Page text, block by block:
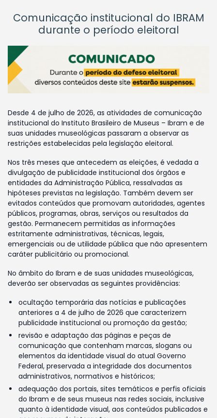
Comunicação institucional do IBRAM
durante o período eleitoral
Desde 4 de julho de 2026, as atividades de comunicação
institucional do Instituto Brasileiro de Museus – Ibram e de
suas unidades museológicas passaram a observar as
restrições estabelecidas pela legislação eleitoral.
Nos três meses que antecedem as eleições, é vedada a
divulgação de publicidade institucional dos órgãos e
entidades da Administração Pública, ressalvadas as
hipóteses previstas na legislação. Também devem ser
evitados conteúdos que promovam autoridades, agentes
públicos, programas, obras, serviços ou resultados da
gestão. Permanecem permitidas as informações
estritamente administrativas, técnicas, legais,
emergenciais ou de utilidade pública que não apresentem
caráter publicitário ou promocional.
No âmbito do Ibram e de suas unidades museológicas,
deverão ser observadas as seguintes providências:
ocultação temporária das notícias e publicações
anteriores a 4 de julho de 2026 que caracterizem
publicidade institucional ou promoção da gestão;
revisão e adaptação das páginas e peças de
comunicação que contenham marcas, slogans ou
elementos da identidade visual do atual Governo
Federal, preservada a integridade dos documentos
administrativos, normativos e históricos;
adequação dos portais, sites temáticos e perfis oficiais
do Ibram e de seus museus nas redes sociais, inclusive
quanto à identidade visual, aos conteúdos publicados e